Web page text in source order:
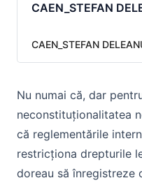
CAEN_STEFAN
CAEN_STEFAN
Nu numai că, dar
neconstituționalitatea
că reglementările
restricționa drepturile
doreau să înregistreze